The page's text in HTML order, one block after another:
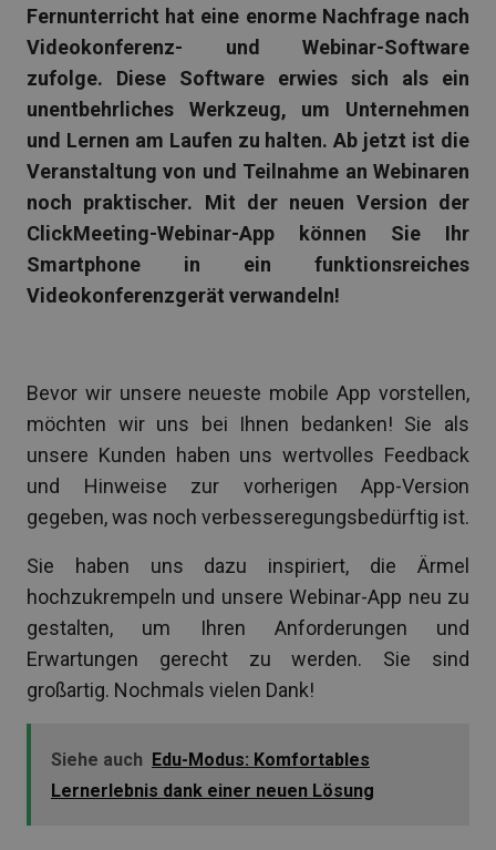
Fernunterricht hat eine enorme Nachfrage nach
Videokonferenz- und Webinar-Software
zufolge. Diese Software erwies sich als ein
unentbehrliches Werkzeug, um Unternehmen
und Lernen am Laufen zu halten. Ab jetzt ist die
Veranstaltung von und Teilnahme an Webinaren
noch praktischer. Mit der neuen Version der
ClickMeeting-Webinar-App können Sie Ihr
Smartphone in ein funktionsreiches
Videokonferenzgerät verwandeln!
Bevor wir unsere neueste mobile App vorstellen,
möchten wir uns bei Ihnen bedanken! Sie als
unsere Kunden haben uns wertvolles Feedback
und Hinweise zur vorherigen App-Version
gegeben, was noch verbesseregungsbedürftig ist.
Sie haben uns dazu inspiriert, die Ärmel
hochzukrempeln und unsere Webinar-App neu zu
gestalten, um Ihren Anforderungen und
Erwartungen gerecht zu werden. Sie sind
großartig. Nochmals vielen Dank!
Siehe auch Edu-Modus: Komfortables
Lernerlebnis dank einer neuen Lösung